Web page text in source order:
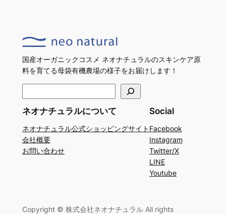
国産オーガニックコスメ ネオナチュラルのスキンケア原
料を育てる母袋有機農場の様子をお届けします！
ネオナチュラルについて
ネオナチュラル公式ショッピングサイト
会社概要
お問い合わせ
Social
Facebook
Instagram
Twitter/X
LINE
Youtube
Copyright © 株式会社ネオナチュラル All rights